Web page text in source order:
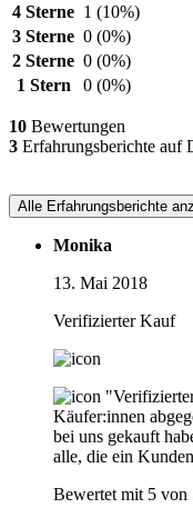
4 Sterne 1 (10%)
3 Sterne 0 (0%)
2 Sterne 0 (0%)
1 Stern
0 (0%)
10 Bewertungen
3 Erfahrungsberichte auf
Alle Erfahrungsberichte
Monika
13. Mai 2018
Verifizierter Kauf
Käufer:innen
bei uns gekauft
alle, die ein
Bewertet mit 5 von